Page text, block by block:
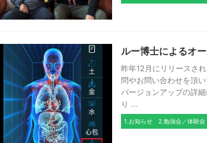
ルー博士によるオ
昨年12月にリリースさ
問やお問い合わせを頂
バージョンアップの詳
り ...
1.お知らせ 2.勉強会／体験会